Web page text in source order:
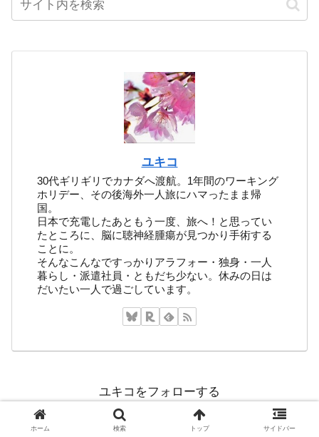
ユキコ
30代ギリギリでカナダへ渡航。1年間のワーキング
ホリデー、その後海外一人旅にハマったまま帰
国。
日本で充電したあともう一度、旅へ！と思ってい
たところに、脳に聴神経腫瘍が見つかり手術する
ことに。
そんなこんなですっかりアラフォー・独身・一人
暮らし・派遣社員・ともだち少ない。休みの日は
だいたい一人で過ごしています。
ユキコをフォローする
ホーム 検索 トップ サイドバー